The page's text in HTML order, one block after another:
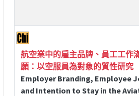
航空業中的雇主品牌、員工工作
願：以空服員為對象的質性研究
Employer Branding, Employee
and Intention to Stay in the